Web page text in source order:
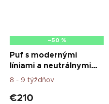
–50 %
Puf s modernými
líniami a neutrálnymi
tónmi
8 - 9 týždňov
€210